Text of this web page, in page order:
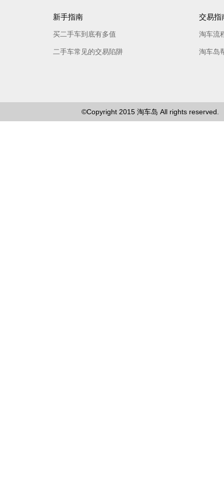
新手指南
买二手车到底有多值
二手车常见的交易陷阱
交易指
淘车流
淘车岛
©Copyright 2015 淘车岛 All rights reserved.